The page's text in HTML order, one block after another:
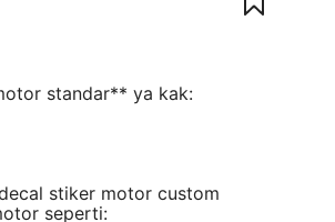
standar** ya kak:
stiker motor custom
seperti: